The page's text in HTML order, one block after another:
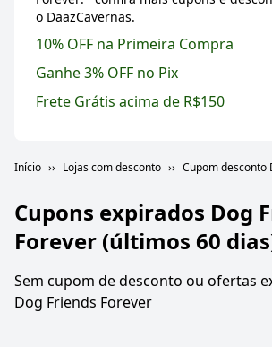
o DaazCavernas.
10% OFF na Primeira Compra
Ganhe 3% OFF no Pix
Frete Grátis acima de R$150
Início Lojas com desconto Cupom desconto
Cupons expirados Dog
Forever (últimos 60
Sem cupom de desconto ou ofertas
Dog Friends Forever